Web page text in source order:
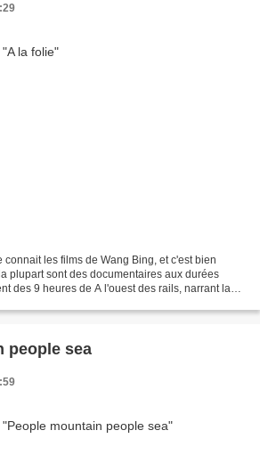
connait les films de Wang Bing, et c'est bien
plupart sont des documentaires aux durées
des 9 heures de A l'ouest des rails, narrant la
people sea